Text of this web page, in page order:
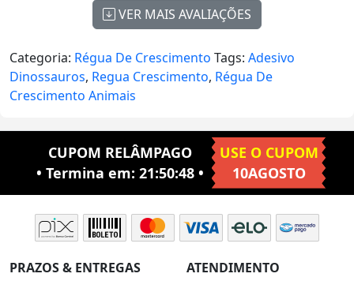
Mod:315
VER MAIS AVALIAÇÕES
Categoria: Régua De Crescimento Tags: Adesivo
Dinossauros, Regua Crescimento, Régua De
Crescimento Animais
CUPOM RELÂMPAGO
• Termina em: 21:50:47•
USE O CUPOM
10AGOSTO
PRAZOS & ENTREGAS ATENDIMENTO